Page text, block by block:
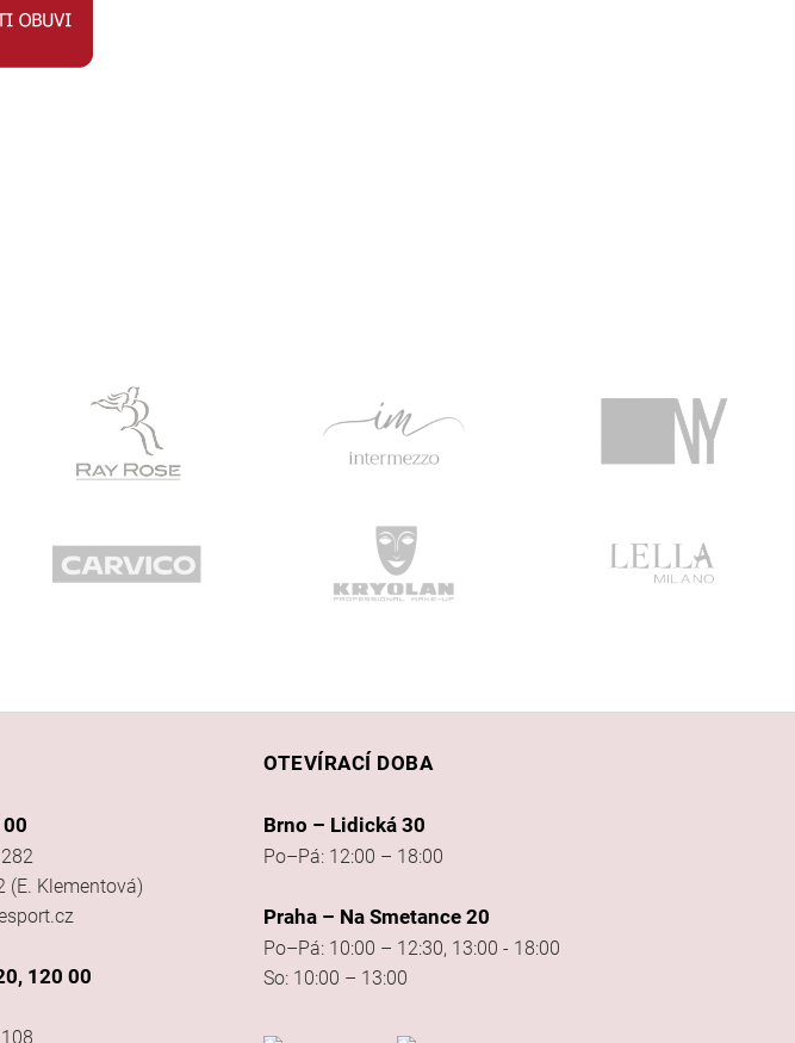
(E. Klementová)
120 00
OTEVÍRACÍ DOBA
Brno – Lidická 30
Po–Pá: 12:00 – 18:00
Praha – Na Smetance 20
Po–Pá: 10:00 – 12:30, 13:00 - 18:00
So: 10:00 – 13:00